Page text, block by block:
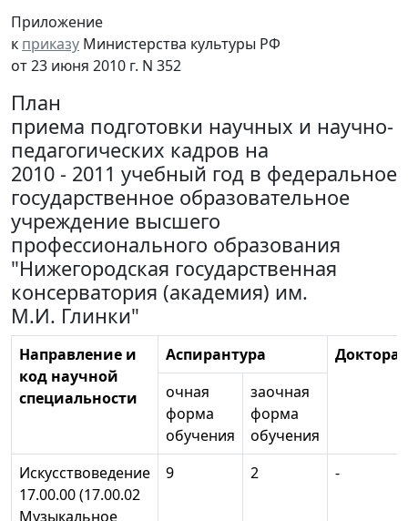
Приложение
к приказу Министерства культуры РФ
от 23 июня 2010 г. N 352
План
приема подготовки научных и научно-
педагогических кадров на
2010 - 2011 учебный год в федеральное
государственное образовательное
учреждение высшего
профессионального образования
"Нижегородская государственная
консерватория (академия) им.
М.И. Глинки"
Направление и
код научной
специальности
Аспирантура
очная
форма
обучения
заочная
форма
обучения
Искусствоведение
17.00.00 (17.00.02
Музыкальное
9 2 -